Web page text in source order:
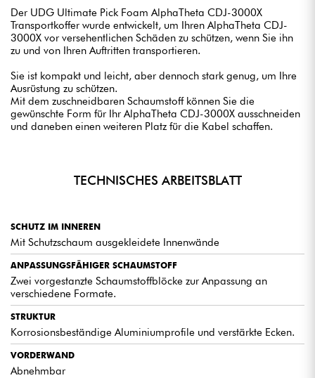
Der UDG Ultimate Pick Foam AlphaTheta CDJ-3000X
Transportkoffer wurde entwickelt, um Ihren AlphaTheta CDJ-
3000X vor versehentlichen Schäden zu schützen, wenn Sie ihn
zu und von Ihren Auftritten transportieren.
Sie ist kompakt und leicht, aber dennoch stark genug, um Ihre
Ausrüstung zu schützen.
Mit dem zuschneidbaren Schaumstoff können Sie die
gewünschte Form für Ihr AlphaTheta CDJ-3000X ausschneiden
und daneben einen weiteren Platz für die Kabel schaffen.
TECHNISCHES ARBEITSBLATT
SCHUTZ IM INNEREN
Mit Schutzschaum ausgekleidete Innenwände
ANPASSUNGSFÄHIGER SCHAUMSTOFF
Zwei vorgestanzte Schaumstoffblöcke zur Anpassung an
verschiedene Formate.
STRUKTUR
Korrosionsbeständige Aluminiumprofile und verstärkte Ecken.
VORDERWAND
Abnehmbar